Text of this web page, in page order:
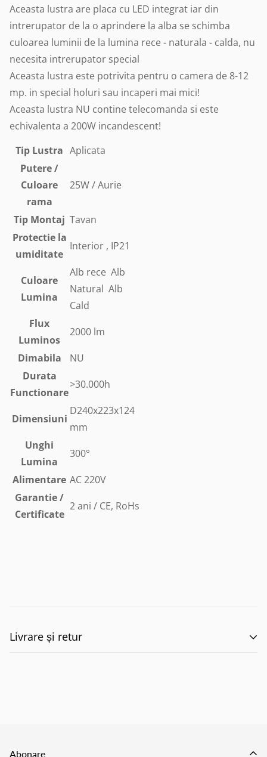
Aceasta lustra are placa cu LED integrat iar din
intrerupator de la o aprindere la alba se schimba
culoarea luminii de la lumina rece - naturala - calda, nu
necesita intrerupator special
Aceasta lustra este potrivita pentru o camera de 8-12
mp. in special holuri sau incaperi mai mici!
Aceasta lustra NU contine telecomanda si este
echivalenta a 200W incandescent!
Tip Lustra Aplicata
Putere /
Culoare
rama
25W / Aurie
Tip Montaj Tavan
Protectie la
umiditate
Interior , IP21
Culoare
Lumina
Alb rece Alb
Natural Alb
Cald
Flux
Luminos
2000 lm
Dimabila
NU
Durata
Functionare
>30.000h
Dimensiuni
D240x223x124
mm
Unghi
Lumina
300°
Alimentare AC 220V
Garantie /
Certificate
2 ani / CE, RoHs
Livrare și retur
Abonare